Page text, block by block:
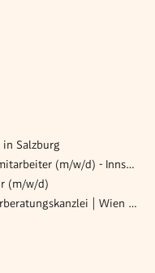
Salzburg
Sicherheits- und Kundeninformationsmitarbeiter (m/w/d) - Innsbruck
(m/w/d)
Buchhalter:in (m/w/d) Moderne Steuerberatungskanzlei | Wien 1030